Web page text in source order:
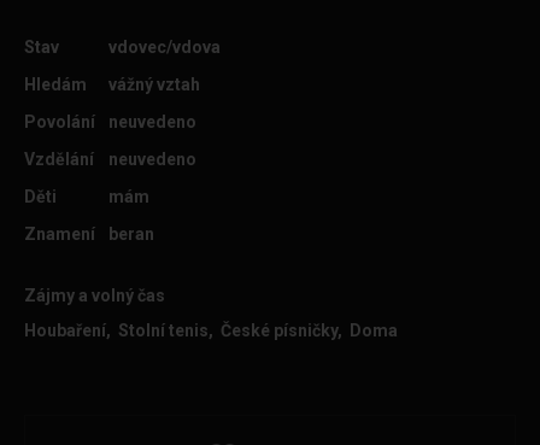
Stav
vdovec/vdova
Hledám
vážný vztah
Povolání
neuvedeno
Vzdělání
neuvedeno
Děti
mám
Znamení
beran
Zájmy a volný čas
Houbaření, Stolní tenis, České písničky, Doma